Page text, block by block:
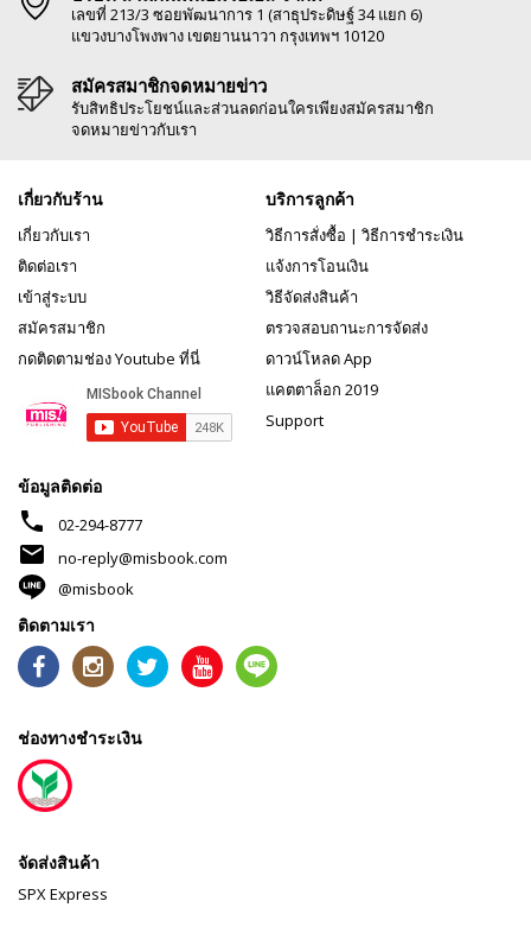
เลขที่ 213/3 ซอยพัฒนาการ 1 (สาธุประดิษฐ์ 34 แยก 6)
แขวงบางโพงพาง เขตยานนาวา กรุงเทพฯ 10120
สมัครสมาชิกจดหมายข่าว
รับสิทธิประโยชน์และส่วนลดก่อนใครเพียงสมัครสมาชิก
จดหมายข่าวกับเรา
เกี่ยวกับร้าน
เกี่ยวกับเรา
ติดต่อเรา
เข้าสู่ระบบ
สมัครสมาชิก
กดติดตามช่อง Youtube ที่นี่
บริการลูกค้า
วิธีการสั่งซื้อ | วิธีการชำระเงิน
แจ้งการโอนเงิน
วิธีจัดส่งสินค้า
ตรวจสอบถานะการจัดส่ง
ดาวน์โหลด App
แคตตาล็อก 2019
Support
ข้อมูลติดต่อ
phone 02-294-8777
mail
no-reply@misbook.com
@misbook
ติดตามเรา
ช่องทางชำระเงิน
จัดส่งสินค้า
SPX Express